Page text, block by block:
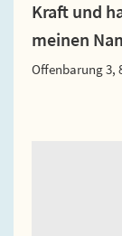
Kraft und
meinen
Offenbarung 3,